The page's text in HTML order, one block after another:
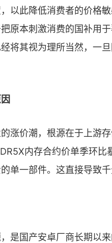
以此降低消费者的价格
原本刺激消费的国补用
将其视为理所当然，一
涨价潮，根源在于上游
内存合约价单季环
单一部件。这直接导致
是国产安卓厂商长期以